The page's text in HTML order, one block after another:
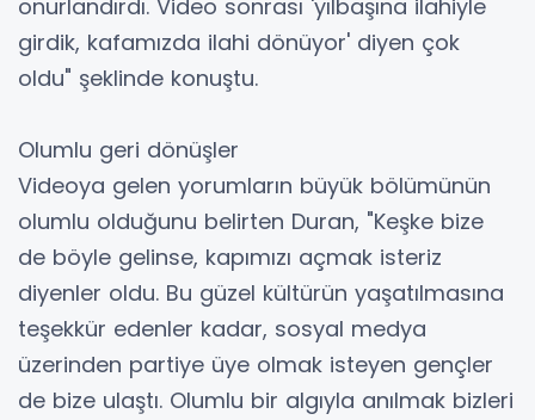
onurlandırdı. Video sonrası 'yılbaşına ilahiyle
girdik, kafamızda ilahi dönüyor' diyen çok
oldu" şeklinde konuştu.
Olumlu geri dönüşler
Videoya gelen yorumların büyük bölümünün
olumlu olduğunu belirten Duran, "Keşke bize
de böyle gelinse, kapımızı açmak isteriz
diyenler oldu. Bu güzel kültürün yaşatılmasına
teşekkür edenler kadar, sosyal medya
üzerinden partiye üye olmak isteyen gençler
de bize ulaştı. Olumlu bir algıyla anılmak bizleri